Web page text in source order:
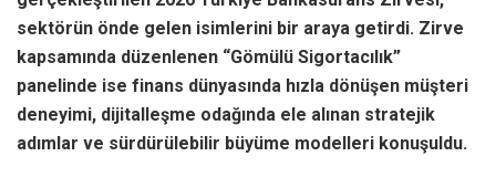
sektörün önde gelen isimlerini bir araya getirdi. Zirve
kapsamında düzenlenen “Gömülü Sigortacılık”
panelinde ise finans dünyasında hızla dönüşen müşteri
deneyimi, dijitalleşme odağında ele alınan stratejik
adımlar ve sürdürülebilir büyüme modelleri konuşuldu.